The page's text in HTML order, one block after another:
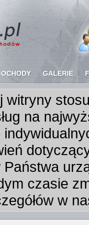
GALERIE
witryny
na
czasie
w